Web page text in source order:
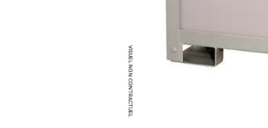
Ventilateur de table
Extracteur d'air mural
Extracteur d'air mural
Extracteur d'air mural
Extracteur d'air mural ATEX